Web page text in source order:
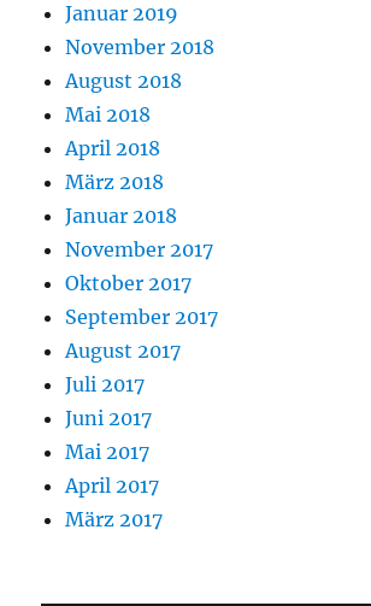
Januar 2019
November 2018
August 2018
Mai 2018
April 2018
März 2018
Januar 2018
November 2017
Oktober 2017
September 2017
August 2017
Juli 2017
Juni 2017
Mai 2017
April 2017
März 2017